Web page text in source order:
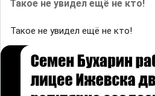
Такое не увидел ещё не кто!
Такое не увидел ещё не кто!